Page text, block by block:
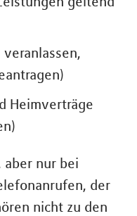
Heimverträge
aber nur bei
der
nicht zu den